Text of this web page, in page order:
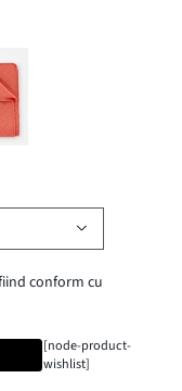
conform cu
[node-product-
wishlist]